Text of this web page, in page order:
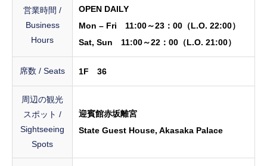
営業時間 /
Business
Hours
OPEN DAILY
Mon – Fri 11:00～23：00（L.O. 22:00）
Sat, Sun 11:00～22：00（L.O. 21:00）
席数 / Seats 1F 36
周辺の観光
スポット /
Sightseeing
Spots
迎賓館赤坂離宮
State Guest House, Akasaka Palace